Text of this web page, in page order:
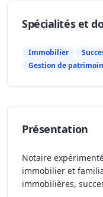
Spécialités et
Immobilier
Gestion de
Présentation
Notaire
immobilier et
immobilières,